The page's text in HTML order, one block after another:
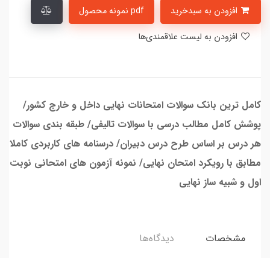
pdf نمونه محصول
کامل ترین بانک سوالات امتحانات نهایی داخل و خارج کشور/
پوشش کامل مطالب درسی با سوالات تالیفی/ طبقه بندی سوالات
هر درس بر اساس طرح درس دبیران/ درسنامه های کاربردی کاملا
مطابق با رویکرد امتحان نهایی/ نمونه آزمون های امتحانی نوبت
اول و شبیه ساز نهایی
مشخصات دیدگاه‌ها